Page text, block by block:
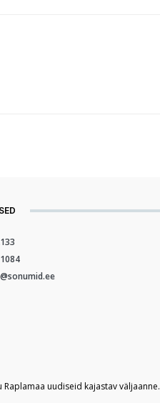
uudiseid kajastav väljaanne.